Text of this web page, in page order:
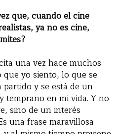
que, cuando el cine
ya no es cine,
una vez hace muchos
que yo siento, lo que se
y se está de un
en mi vida. Y no
sino de un interés
una frase maravillosa